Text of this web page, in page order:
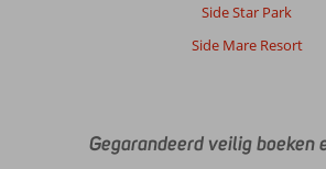
Side Star Park
Side Mare Resort
Gegarandeerd veilig boeken